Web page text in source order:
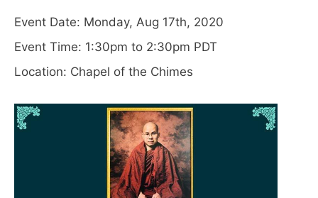
Event Date: Monday, Aug 17th, 2020
Event Time: 1:30pm to 2:30pm PDT
Location: Chapel of the Chimes